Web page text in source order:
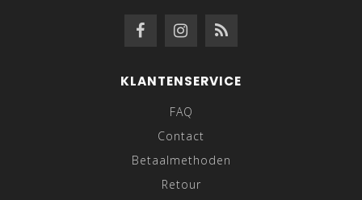
KLANTENSERVICE
FAQ
Contact
Betaalmethoden
Retour